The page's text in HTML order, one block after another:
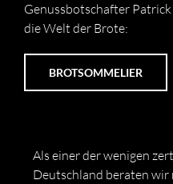
Genussbotschafter
die Welt der Brote:
BROTSOMMELIER
Als einer der wenigen
Deutschland beraten wir